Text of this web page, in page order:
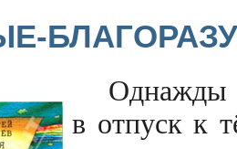
Однажды
в отпуск к